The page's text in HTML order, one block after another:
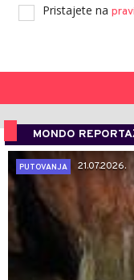
Pristajete na
MONDO
PUTOVANJA
21.07.2026.